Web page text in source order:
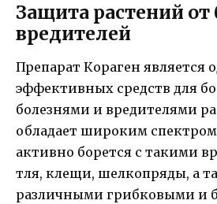
Защита растений от
вредителей
Препарат Кораген является
эффективных средств для
болезнями и вредителями
обладает широким
активно борется с такими
тля, клещи, шелкопряды, а
различными грибковыми и